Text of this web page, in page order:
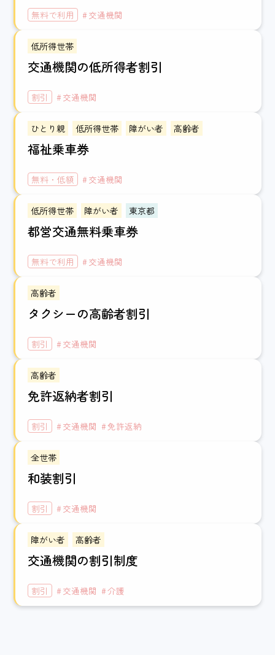
無料で利用 交通機関
低所得世帯
交通機関の低所得者割引
割引 交通機関
ひとり親 低所得世帯 障がい者 高齢者
福祉乗車券
無料・低額 交通機関
低所得世帯 障がい者 東京都
都営交通無料乗車券
無料で利用 交通機関
高齢者
タクシーの高齢者割引
割引 交通機関
高齢者
免許返納者割引
割引 交通機関 免許返納
全世帯
和装割引
割引 交通機関
障がい者 高齢者
交通機関の割引制度
割引 交通機関 介護